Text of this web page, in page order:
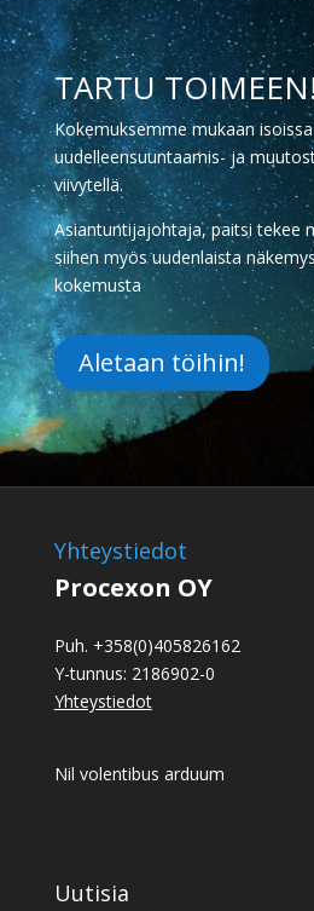
TARTU
Kokemuksemme mukaan isoissa
uudelleensuuntaamis- ja
viivytellä.
Asiantuntijajohtaja, paitsi tekee
siihen myös uudenlaista
kokemusta
Aletaan töihin!
Yhteystiedot
Procexon OY
Puh. +358(0)405826162
Y-tunnus: 2186902-0
Yhteystiedot
Nil volentibus arduum
Uutisia